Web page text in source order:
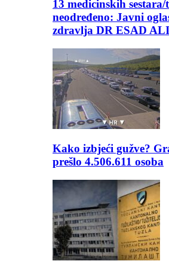
13 medicinskih
neodređeno: Javni
zdravlja DR ESAD
Kako izbjeći gužve?
prešlo 4.506.611 osoba